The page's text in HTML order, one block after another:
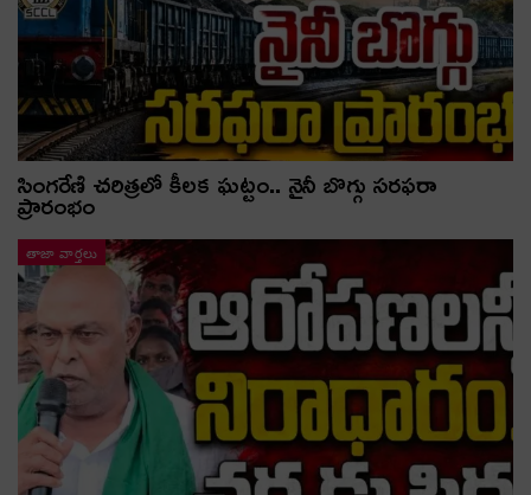
సింగరేణి చరిత్రలో కీలక ఘట్టం.. నైనీ బొగ్గు సరఫరా
ప్రారంభం
తాజా వార్తలు